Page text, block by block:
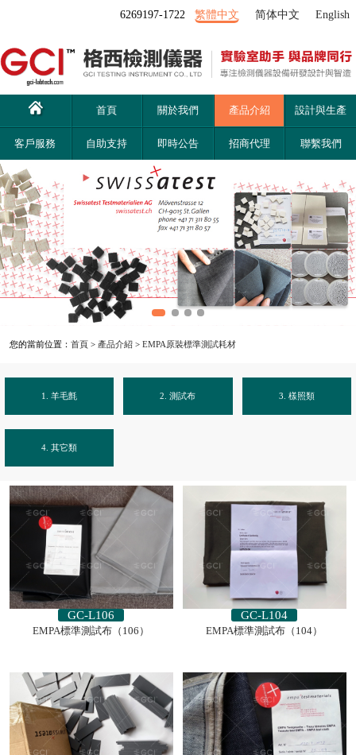
6269197-1722 繁體中文 简体中文 English
首頁 關於我們 產品介紹 設計與生產
客戶服務 自助支持 即時公告 招商代理 聯繫我們
您的當前位置： 首頁> 產品介紹> EMPA原裝標準測試耗材
1. 羊毛氈 2. 測試布 3. 樣照類
4. 其它類
GC-L106
EMPA標準測試布（106）
GC-L104
EMPA標準測試布（104）